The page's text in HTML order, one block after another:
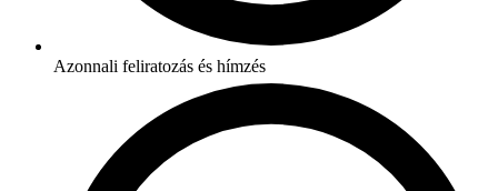
Azonnali feliratozás és hímzés